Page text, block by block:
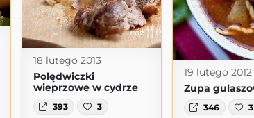
18 lutego 2013
Polędwiczki
wieprzowe w cydrze
393 3
19 lutego 2012
Zupa
346 3